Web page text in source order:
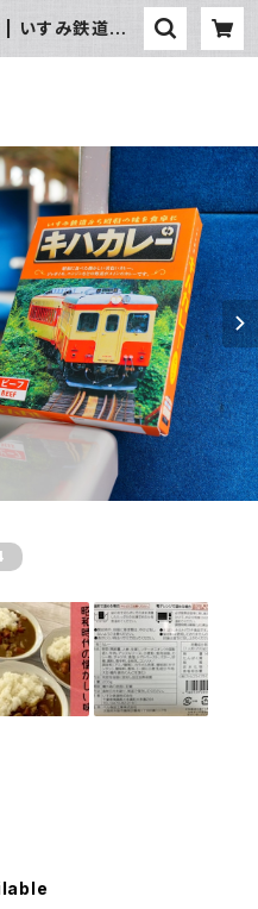
| いすみ鉄道オン